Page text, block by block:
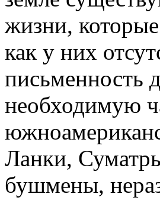
жизни,
как у них
письменность
необходимую
Ланки,
бушмены,